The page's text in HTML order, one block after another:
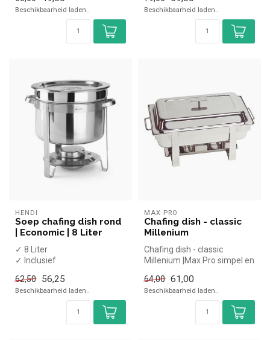
Beschikbaarheid laden.. Beschikbaarheid laden..
HENDI
Soep chafing dish rond
| Economic | 8 Liter
✓ 8 Liter
✓ Inclusief
✓ ø370x(h)325mm
62,50 56,25
Beschikbaarheid laden..
MAX PRO
Chafing dish - classic
Millenium
Chafing dish - classic
Millenium |Max Pro simpel en
horeca...
64,00 61,00
Beschikbaarheid laden..